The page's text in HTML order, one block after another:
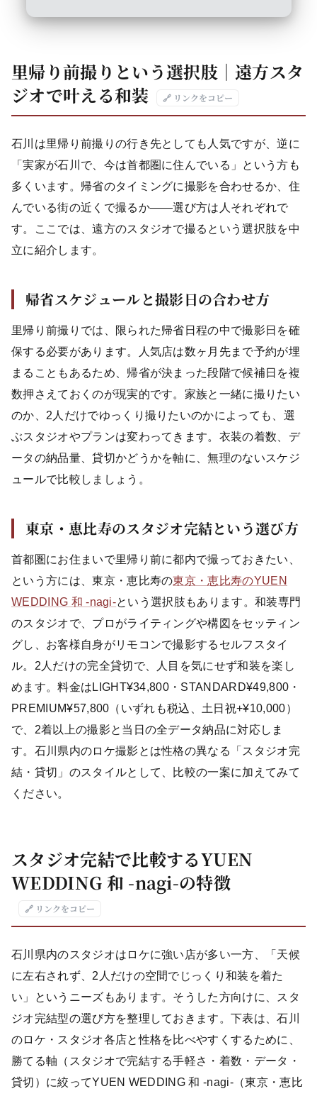
里帰り前撮りという選択肢｜遠方スタ
ジオで叶える和装
🔗 リンクをコピー
石川は里帰り前撮りの行き先としても人気ですが、逆に
「実家が石川で、今は首都圏に住んでいる」という方も
多くいます。帰省のタイミングに撮影を合わせるか、住
んでいる街の近くで撮るか——選び方は人それぞれで
す。ここでは、遠方のスタジオで撮るという選択肢を中
立に紹介します。
帰省スケジュールと撮影日の合わせ方
里帰り前撮りでは、限られた帰省日程の中で撮影日を確
保する必要があります。人気店は数ヶ月先まで予約が埋
まることもあるため、帰省が決まった段階で候補日を複
数押さえておくのが現実的です。家族と一緒に撮りたい
のか、2人だけでゆっくり撮りたいのかによっても、選
ぶスタジオやプランは変わってきます。衣装の着数、デ
ータの納品量、貸切かどうかを軸に、無理のないスケジ
ュールで比較しましょう。
東京・恵比寿のスタジオ完結という選び方
首都圏にお住まいで里帰り前に都内で撮っておきたい、
という方には、東京・恵比寿の東京・恵比寿のYUEN
WEDDING 和 -nagi-という選択肢もあります。和装専門
のスタジオで、プロがライティングや構図をセッティン
グし、お客様自身がリモコンで撮影するセルフスタイ
ル。2人だけの完全貸切で、人目を気にせず和装を楽し
めます。料金はLIGHT¥34,800・STANDARD¥49,800・
PREMIUM¥57,800（いずれも税込、土日祝+¥10,000）
で、2着以上の撮影と当日の全データ納品に対応しま
す。石川県内のロケ撮影とは性格の異なる「スタジオ完
結・貸切」のスタイルとして、比較の一案に加えてみて
ください。
スタジオ完結で比較するYUEN
WEDDING 和 -nagi-の特徴
🔗 リンクをコピー
石川県内のスタジオはロケに強い店が多い一方、「天候
に左右されず、2人だけの空間でじっくり和装を着た
い」というニーズもあります。そうした方向けに、スタ
ジオ完結型の選び方を整理しておきます。下表は、石川
のロケ・スタジオ各店と性格を比べやすくするために、
勝てる軸（スタジオで完結する手軽さ・着数・データ・
貸切）に絞ってYUEN WEDDING 和 -nagi-（東京・恵比